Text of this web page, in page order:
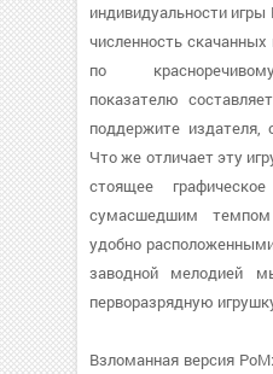
индивидуальности
численность
по
показателю
поддержите издателя,
Что же отличает эту
стоящее
сумасшедшим
удобно
заводной мелодией
перворазрядную
Взломанная версия